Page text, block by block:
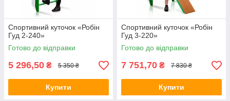
Спортивний куточок «Робін
Гуд 2-240»
Готово до відправки
5 296,50 ₴ 5 350 ₴
Купити
Спортивний куточок «Робін
Гуд 3-220»
Готово до відправки
7 751,70 ₴ 7 830 ₴
Купити